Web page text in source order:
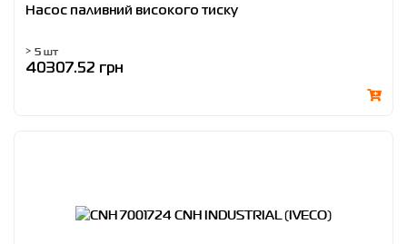
Насос паливний високого тиску
> 5 шт
40307.52 грн